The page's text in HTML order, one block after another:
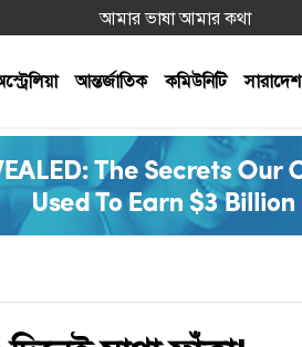
আমার ভাষা আমার কথা
আন্তর্জাতিক কমিউনিটি সারাদেশ